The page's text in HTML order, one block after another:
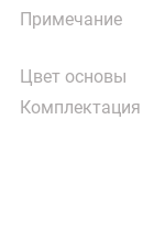
Примечание
Цвет основы
Комплектация